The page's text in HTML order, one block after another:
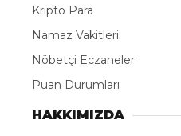
Kripto Para
Namaz Vakitleri
Nöbetçi Eczaneler
Puan Durumları
HAKKIMIZDA